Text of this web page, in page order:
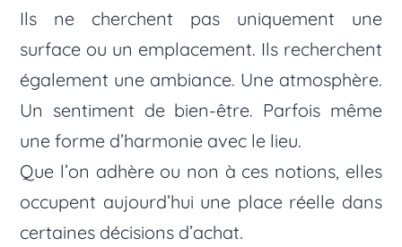
Ils ne cherchent pas uniquement une
surface ou un emplacement. Ils recherchent
également une ambiance. Une atmosphère.
Un sentiment de bien-être. Parfois même
une forme d’harmonie avec le lieu.
Que l’on adhère ou non à ces notions, elles
occupent aujourd’hui une place réelle dans
certaines décisions d’achat.